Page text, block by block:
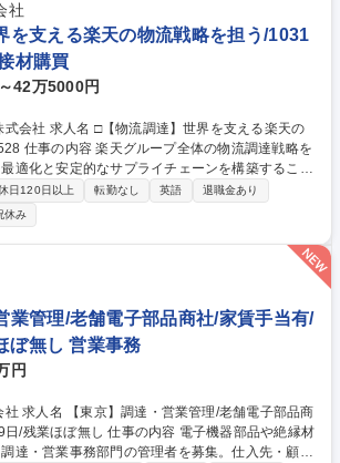
TOP級製品多数/社内食堂あり
社
を支える楽天の物流戦略を担う/1031
材購買
42万5000円
を支える楽天の
戦略を
適化と安定的なサプライチェーンを構築すること
的には、 ■最適な調達戦略（ソーシング・コスト
ー動向の
査定、ベンチマーク分析を用いた妥当性評価と条
の分析に基づくコスト最適化施策の推進 ■各種契
締結、およびリスク管理業務 ■RFP（提案依頼
）の作成・評価 各事業部門と密に連携しなが
する戦略的な意思決定に深く携わります。 募集職
を支える楽天の物流戦略を担う/1031528
日120日以上 転勤なし 英語
退職金あり
休み
業管理/老舗電子部品商社/家賃手当有/
ぼ無し 営業事務
円
子部品商
の内容 電子機器部品や絶縁材
達・営業事務部門の管理者を募集。仕入先・顧客